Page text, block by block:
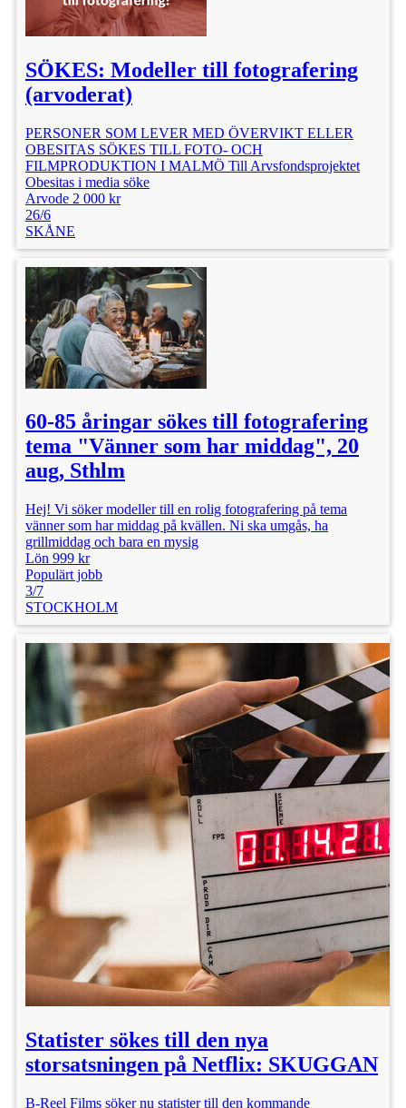
SÖKES: Modeller till fotografering
(arvoderat)
PERSONER SOM LEVER MED ÖVERVIKT ELLER
OBESITAS SÖKES TILL FOTO- OCH
FILMPRODUKTION I MALMÖ Till Arvsfondsprojektet
Obesitas i media söke
Arvode 2 000 kr
26/6
SKÅNE
60-85 åringar sökes till fotografering
tema "Vänner som har middag", 20
aug, Sthlm
Hej! Vi söker modeller till en rolig fotografering på tema
vänner som har middag på kvällen. Ni ska umgås, ha
grillmiddag och bara en mysig
Lön 999 kr
Populärt jobb
3/7
STOCKHOLM
Statister sökes till den nya
storsatsningen på Netflix: SKUGGAN
B-Reel Films söker nu statister till den kommande